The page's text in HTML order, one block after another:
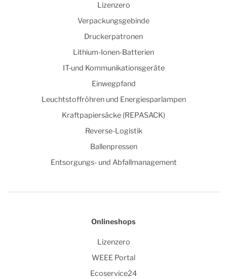
Lizenzero
Verpackungsgebinde
Druckerpatronen
Lithium-Ionen-Batterien
IT-und Kommunikationsgeräte
Einwegpfand
Leuchtstoffröhren und Energiesparlampen
Kraftpapiersäcke (REPASACK)
Reverse-Logistik
Ballenpressen
Entsorgungs- und Abfallmanagement
Onlineshops
Lizenzero
WEEE Portal
Ecoservice24